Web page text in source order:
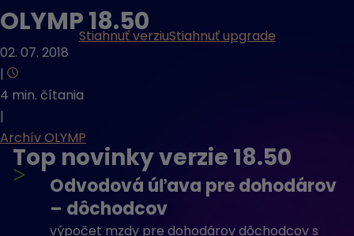
OLYMP 18.50
02. 07. 2018
|
4 min. čítania
|
Archív OLYMP
Stiahnuť verziuStiahnuť upgrade
Top novinky verzie 18.50
>
Odvodová úľava pre dohodárov
– dôchodcov
výpočet mzdy pre dohodárov dôchodcov s